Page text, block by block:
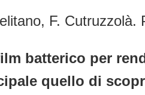
F. Cutruzzolà.
batterico per
quello di